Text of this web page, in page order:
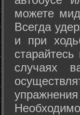
можете
Всегда
и при
случаях